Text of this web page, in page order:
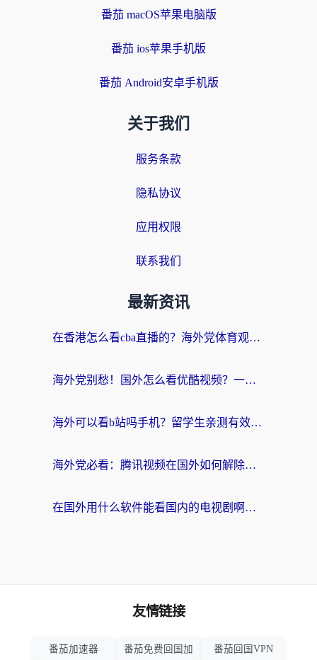
番茄 macOS苹果电脑版
番茄 ios苹果手机版
番茄 Android安卓手机版
关于我们
服务条款
隐私协议
应用权限
联系我们
最新资讯
在香港怎么看cba直播的？海外党体育观赛终极指南：告别版权限制，畅享中文解说
海外党别愁！国外怎么看优酷视频？一招解决追剧、看直播难题
海外可以看b站吗手机？留学生亲测有效的回国加速指南
海外党必看：腾讯视频在国外如何解除地域限制？附优酷咪咕使用指南
在国外用什么软件能看国内的电视剧啊？留学生亲测有效的回国加速方案
友情链接
番茄加速器 番茄免费回国加 番茄回国VPN